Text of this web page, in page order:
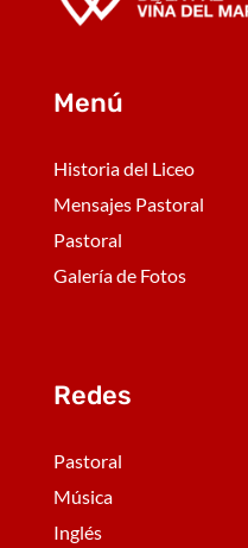
Menú
Historia del Liceo
Mensajes Pastoral
Pastoral
Galería de Fotos
Redes
Pastoral
Música
Inglés